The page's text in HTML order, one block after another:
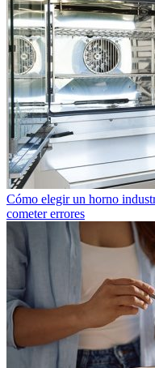
Cómo elegir un horno
cometer errores